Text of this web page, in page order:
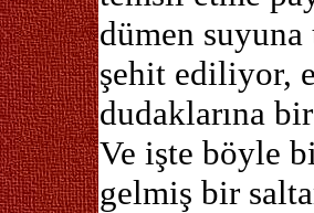
dümen
şehit ediliyor,
dudaklarına
Ve işte böyle
gelmiş bir